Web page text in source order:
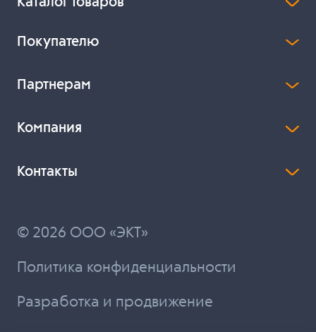
Каталог товаров
Покупателю
Партнерам
Компания
Контакты
© 2026 ООО «ЭКТ»
Политика конфиденциальности
Разработка и продвижение